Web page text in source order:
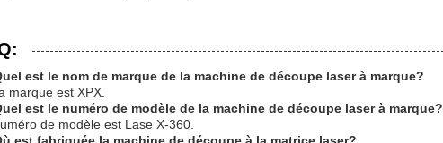
est le nom de marque de la machine de découpe laser à marque?
marque est XPX.
est le numéro de modèle de la machine de découpe laser à marque?
de modèle est Lase X-360.